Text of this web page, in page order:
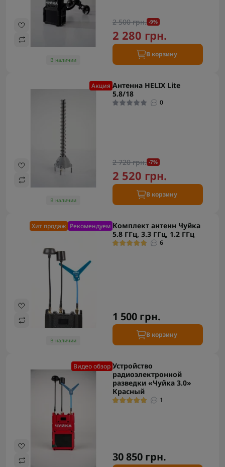
В наличии
2 500 грн. -9%
2 280 грн.
В корзину
Акция
В наличии
Антенна HELIX Lite
5.8/18
0
2 720 грн. -7%
2 520 грн.
В корзину
Хит продаж Рекомендуем
В наличии
Комплект антенн Чуйка
5.8 ГГц, 3.3 ГГц, 1.2 ГГц
6
1 500 грн.
В корзину
Видео обзор Устройство
радиоэлектронной
разведки «Чуйка 3.0»
Красный
1
30 850 грн.